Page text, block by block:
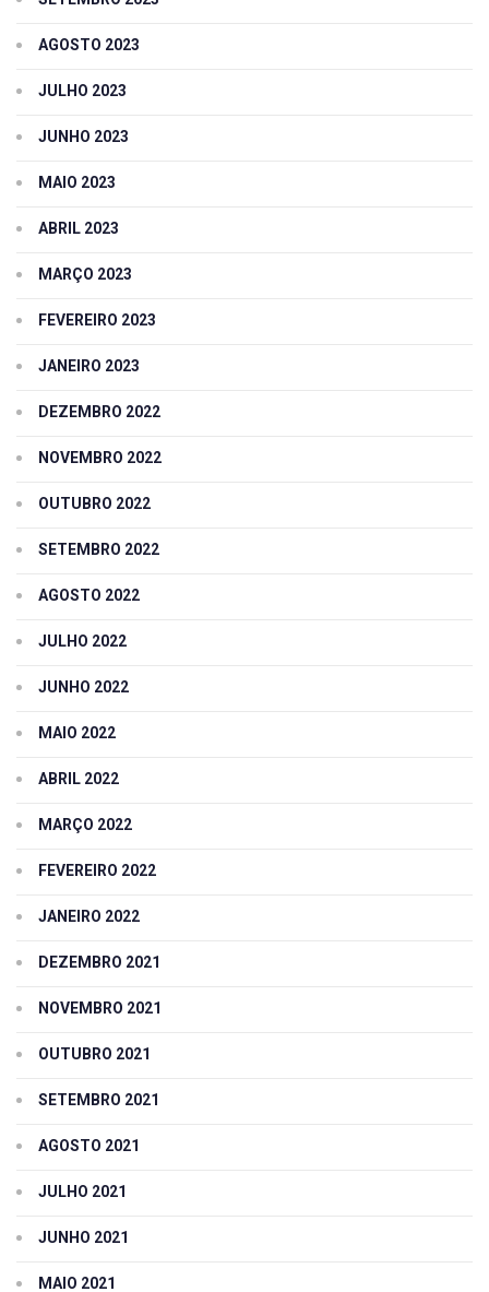
AGOSTO 2023
JULHO 2023
JUNHO 2023
MAIO 2023
ABRIL 2023
MARÇO 2023
FEVEREIRO 2023
JANEIRO 2023
DEZEMBRO 2022
NOVEMBRO 2022
OUTUBRO 2022
SETEMBRO 2022
AGOSTO 2022
JULHO 2022
JUNHO 2022
MAIO 2022
ABRIL 2022
MARÇO 2022
FEVEREIRO 2022
JANEIRO 2022
DEZEMBRO 2021
NOVEMBRO 2021
OUTUBRO 2021
SETEMBRO 2021
AGOSTO 2021
JULHO 2021
JUNHO 2021
MAIO 2021